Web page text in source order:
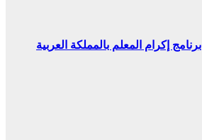
إكرام المعلم بالمملكة العربية